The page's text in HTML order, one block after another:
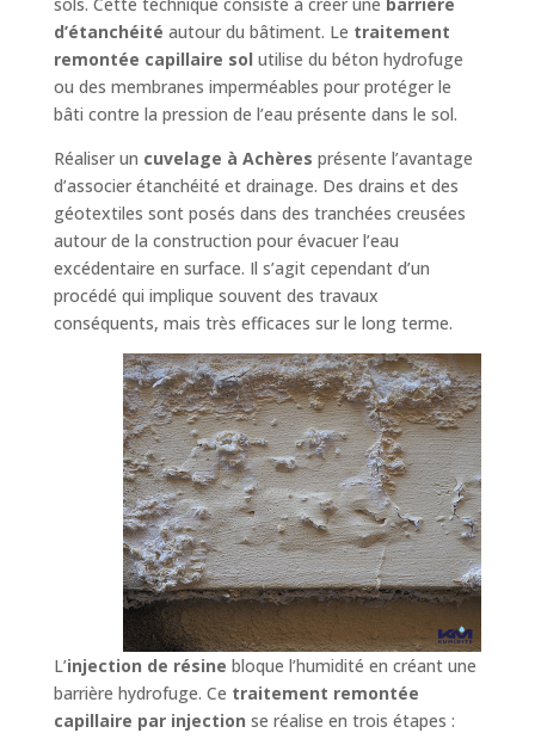
d’étanchéité autour du bâtiment. Le traitement
remontée capillaire sol utilise du béton hydrofuge
ou des membranes imperméables pour protéger le
bâti contre la pression de l’eau présente dans le sol.
Réaliser un cuvelage à Achères présente l’avantage
d’associer étanchéité et drainage. Des drains et des
géotextiles sont posés dans des tranchées creusées
autour de la construction pour évacuer l’eau
excédentaire en surface. Il s’agit cependant d’un
procédé qui implique souvent des travaux
conséquents, mais très efficaces sur le long terme.
L’injection de résine bloque l’humidité en créant une
barrière hydrofuge. Ce traitement remontée
capillaire par injection se réalise en trois étapes :